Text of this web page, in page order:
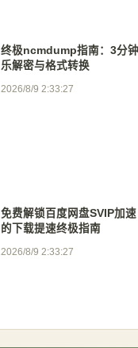
终极ncmdump指南：3分
乐解密与格式转换
2026/8/9 2:33:27
免费解锁百度网盘SVIP加
的下载提速终极指南
2026/8/9 2:33:27